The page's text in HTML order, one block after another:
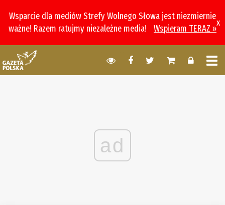
Wsparcie dla mediów Strefy Wolnego Słowa jest niezmiernie
ważne! Razem ratujmy niezależne media!
Wspieram TERAZ »
x
ad